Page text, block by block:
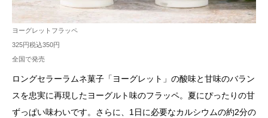
ヨーグレットフラッペ
325円税込350円
全国で発売
ロングセラーラムネ菓子「ヨーグレット」の酸味と甘味のバラン
スを忠実に再現したヨーグルト味のフラッペ。夏にぴったりの甘
ずっぱい味わいです。さらに、1日に必要なカルシウムの約2分の